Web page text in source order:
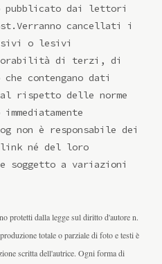
pubblicato dai lettori
cancellati i
o lesivi
di terzi, di
contengano dati
rispetto delle norme
non è responsabile dei
né del loro
soggetto a variazioni
protetti dalla legge sul diritto d'autore n.
totale o parziale di foto e testi è
scritta dell'autrice. Ogni forma di